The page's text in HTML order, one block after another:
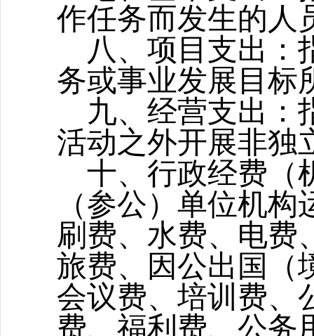
作任务而发生的人
八 、 项目支出：
务或事业发展目标
九、 经营支出：
活动之外开展非独
十、 行政经费
（参公）单位机
刷费、水费、电费
旅费、因公出国（
会议费、培训费、
费、福利费、公务